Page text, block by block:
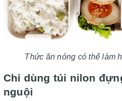
Thức ăn nóng có thể làm
Chỉ dùng túi nilon
nguội